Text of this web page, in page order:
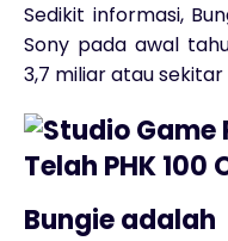
Sedikit informasi,
Sony pada awal
3,7 miliar atau sekitar
Bungie adalah